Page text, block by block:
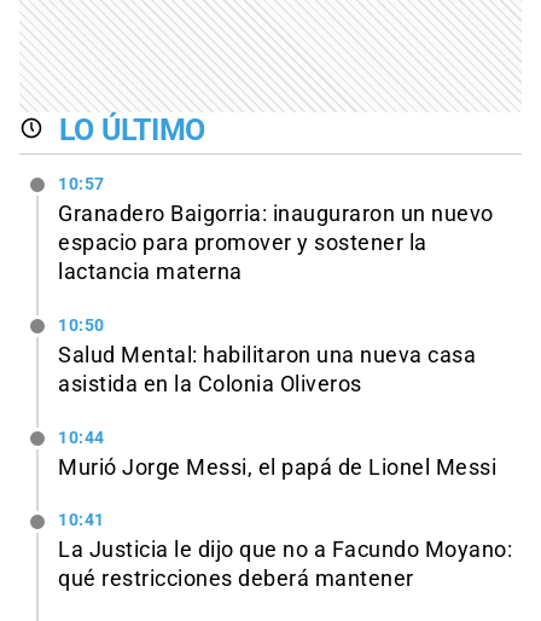
LO ÚLTIMO
10:57
Granadero Baigorria: inauguraron un nuevo
espacio para promover y sostener la
lactancia materna
10:50
Salud Mental: habilitaron una nueva casa
asistida en la Colonia Oliveros
10:44
Murió Jorge Messi, el papá de Lionel Messi
10:41
La Justicia le dijo que no a Facundo Moyano:
qué restricciones deberá mantener